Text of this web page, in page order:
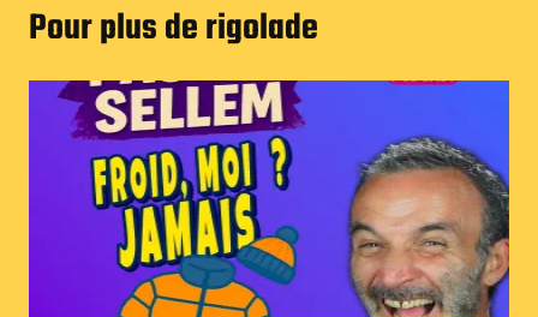
Pour plus de rigolade